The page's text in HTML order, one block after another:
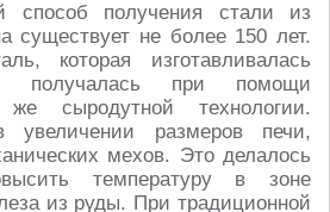
способ получения стали из
существует не более 150 лет.
которая изготавливалась
получалась при помощи
же сыродутной технологии.
увеличении размеров печи,
мехов. Это делалось
температуру в зоне
из руды. При традиционной